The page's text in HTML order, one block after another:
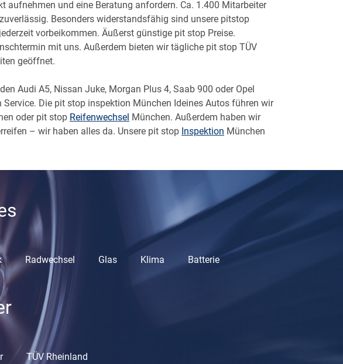
aufnehmen und eine Beratung anfordern. Ca. 1.400 Mitarbeiter
Besonders widerstandsfähig sind unsere pitstop
vorbeikommen. Äußerst günstige pit stop Preise.
mit uns. Außerdem bieten wir tägliche pit stop TÜV
geöffnet.
Audi A5, Nissan Juke, Morgan Plus 4, Saab 900 oder Opel
Service. Die pit stop inspektion München Ideines Autos führen wir
oder pit stop Reifenwechsel München. Außerdem haben wir
– wir haben alles da. Unsere pit stop Inspektion München
Radwechsel Glas Klima Batterie
TÜV Rheinland